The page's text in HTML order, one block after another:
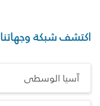
اكتشف شبكة وجهاتنا
آسيا الوسطى